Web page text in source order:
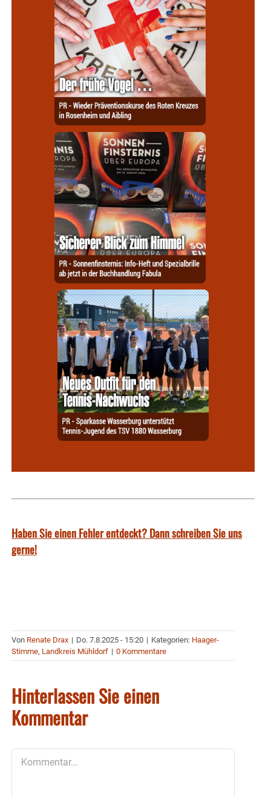
Haben Sie einen Fehler entdeckt? Dann schreiben Sie uns
gerne!
Von Renate Drax | Do. 7.8.2025 - 15:20 | Kategorien: Haager-
Stimme, Landkreis Mühldorf | 0 Kommentare
Hinterlassen Sie einen
Kommentar